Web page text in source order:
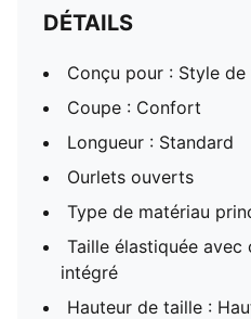
DÉTAILS
Conçu pour : Style
Coupe : Confort
Longueur : Standard
Ourlets ouverts
Type de matériau
Taille élastiquée
intégré
Hauteur de taille :